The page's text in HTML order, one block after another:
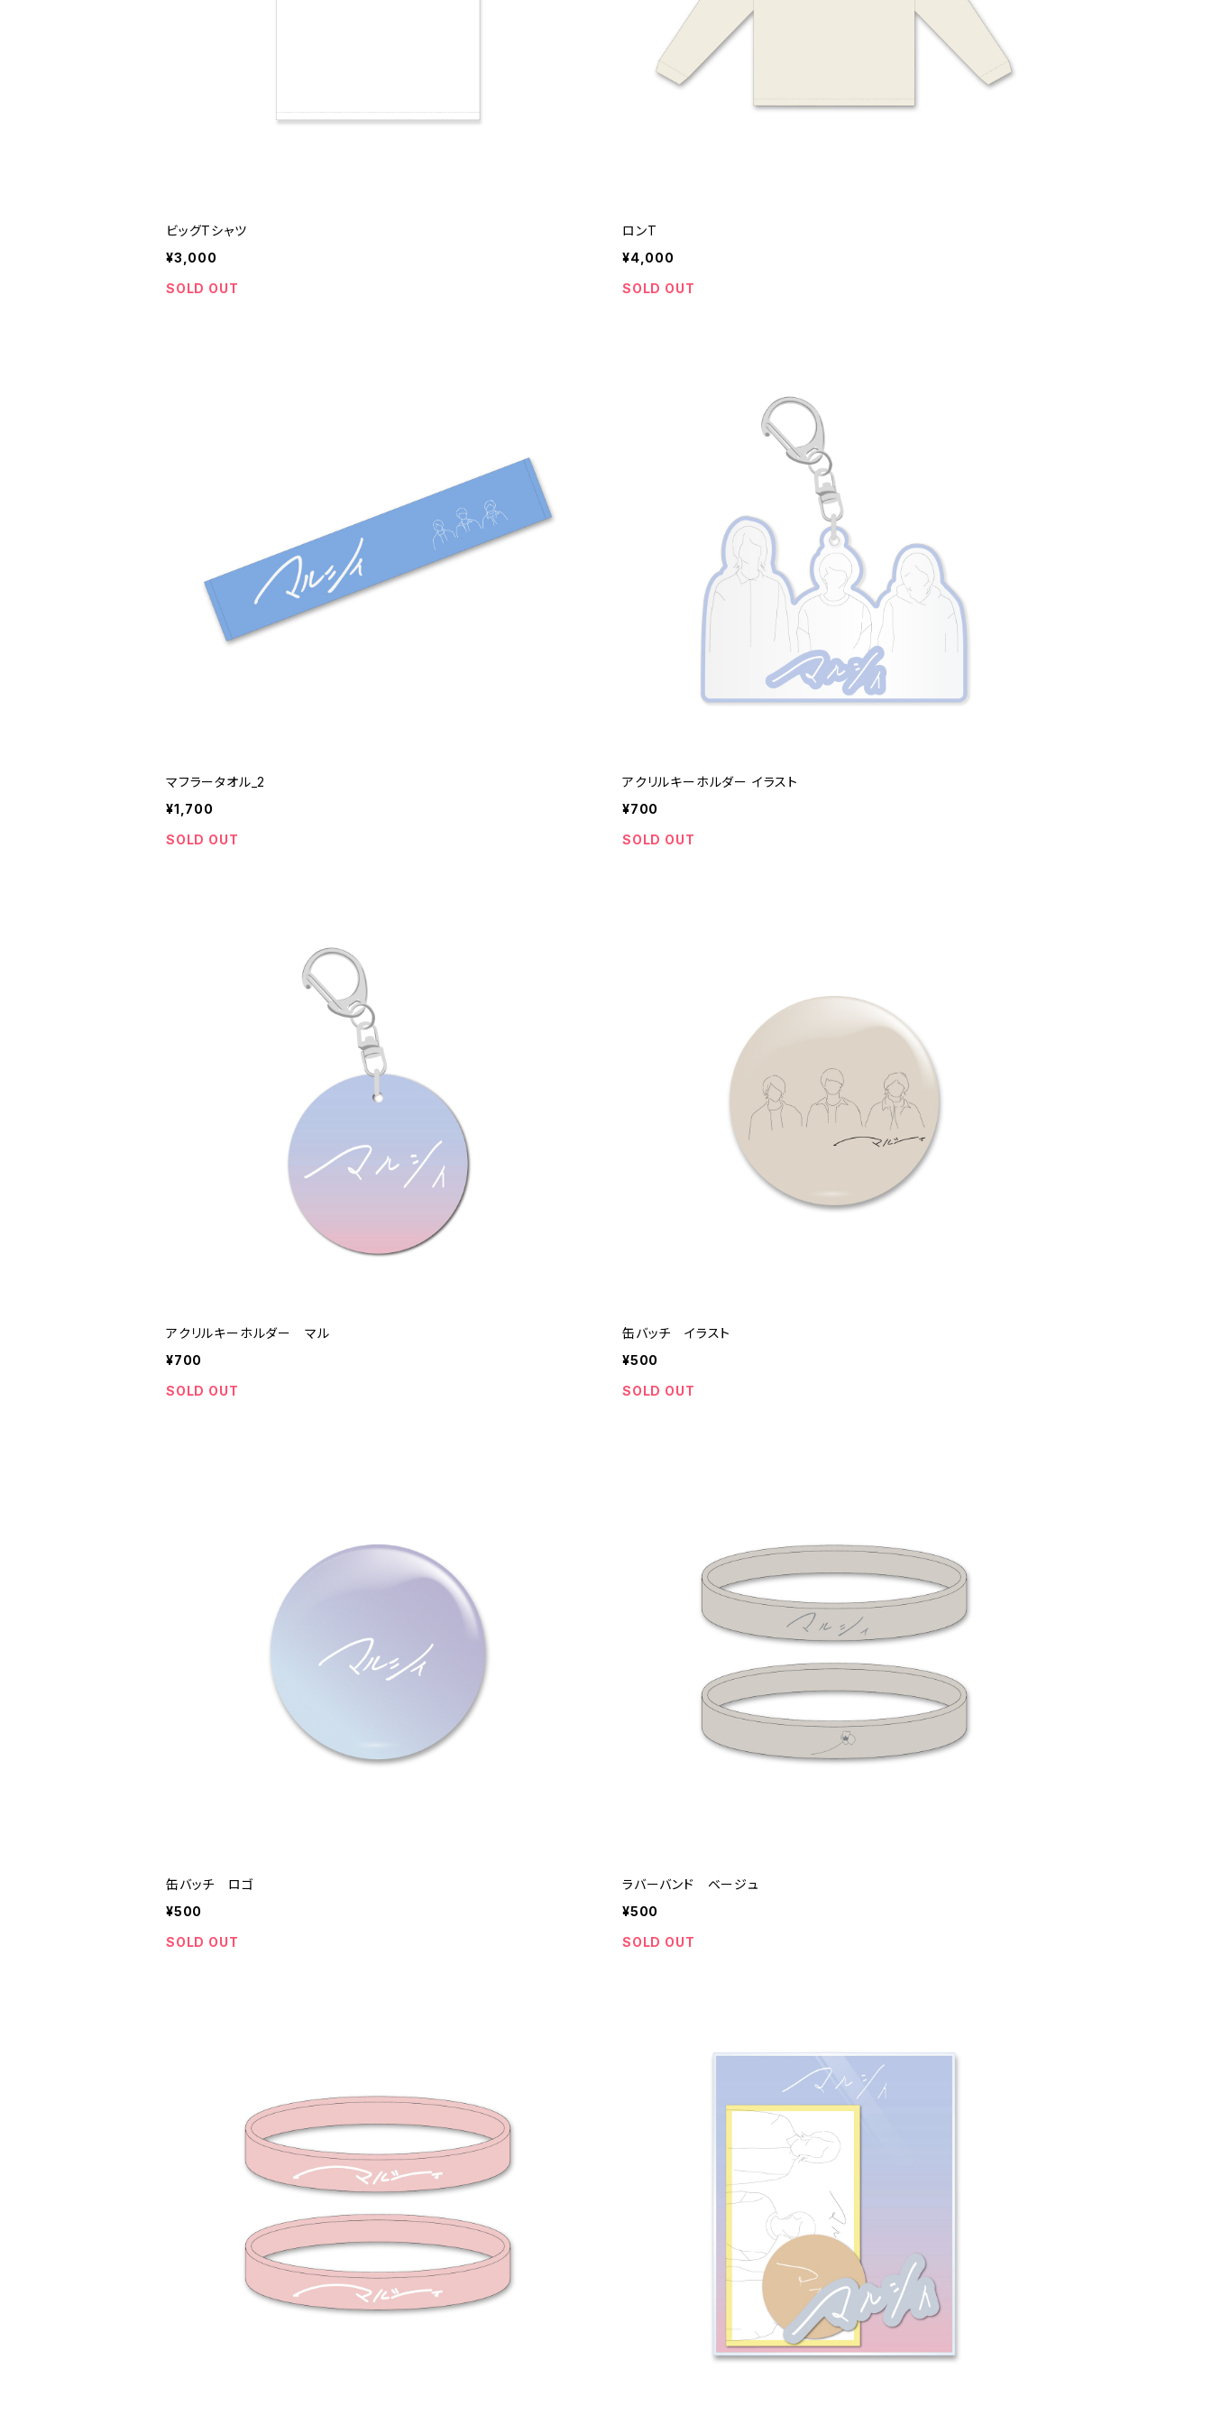
ビッグTシャツ
¥3,000
SOLD OUT
ロンT
¥4,000
SOLD OUT
マフラータオル_2
¥1,700
SOLD OUT
アクリルキーホルダー イラスト
¥700
SOLD OUT
アクリルキーホルダー マル
¥700
SOLD OUT
缶バッチ イラスト
¥500
SOLD OUT
缶バッチ ロゴ
¥500
SOLD OUT
ラバーバンド ベージュ
¥500
SOLD OUT